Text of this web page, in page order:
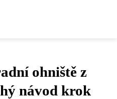
ohniště z
návod krok